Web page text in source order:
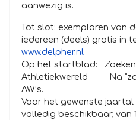
aanwezig is.
Tot slot: exemplaren van
iedereen (deels) gratis in
www.delpher.nl
Op het startblad:
Athletiekwereld Na
AW’s.
Voor het gewenste jaartal
volledig beschikbaar, van